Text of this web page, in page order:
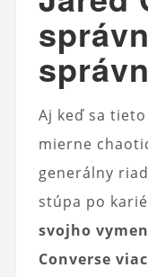
Aj keď sa
mierne
generálny
stúpa po
svojho
Converse